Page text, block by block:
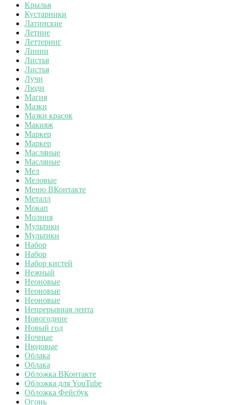
Крылья
Кустарники
Латинские
Летние
Леттеринг
Линии
Листья
Листья
Лучи
Люди
Магия
Мазки
Мазки красок
Макияж
Маркер
Маркер
Масляные
Масляные
Мел
Меловые
Меню ВКонтакте
Металл
Мокап
Молния
Мультики
Мультики
Набор
Набор
Набор кистей
Нежный
Неоновые
Неоновые
Неоновые
Непрерывная лента
Новогодние
Новый год
Ночные
Нюдовые
Облака
Облака
Обложка ВКонтакте
Обложка для YouTube
Обложка Фейсбук
Огонь